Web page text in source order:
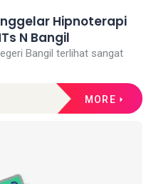
Hipnoterapi
N Bangil
Bangil terlihat sangat
MORE